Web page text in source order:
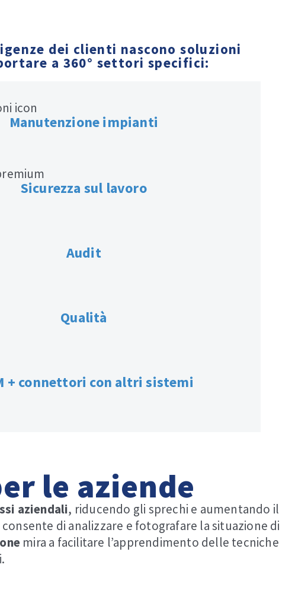
dei clienti nascono soluzioni
a 360° settori specifici:
Manutenzione impianti
Sicurezza sul lavoro
Audit
Qualità
+ connettori con altri sistemi
le aziende
aziendali, riducendo gli sprechi e aumentando il
di analizzare e fotografare la situazione di
mira a facilitare l’apprendimento delle tecniche